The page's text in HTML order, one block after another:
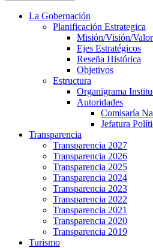
La Gobernación
Planificación Estrategica
Misión/Visión/
Ejes Estratégicos
Reseña Histórica
Objetivos
Estructura
Organigrama
Autoridades
Comisaría
Jefatura
Transparencia
Transparencia 2027
Transparencia 2026
Transparencia 2025
Transparencia 2024
Transparencia 2023
Transparencia 2022
Transparencia 2021
Transparencia 2020
Transparencia 2019
Turismo